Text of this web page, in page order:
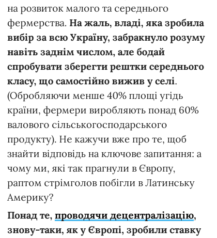
на розвиток малого та середнього
фермерства. На жаль, владі, яка зробила
вибір за всю Україну, забракнуло розуму
навіть заднім числом, але бодай
спробувати зберегти рештки середнього
класу, що самостійно вижив у селі.
(Обробляючи менше 40% площі угідь
країни, фермери виробляють понад 60%
валового сільськогосподарського
продукту). Не кажучи вже про те, щоб
знайти відповідь на ключове запитання: а
чому ми, які так прагнули в Європу,
раптом стрімголов побігли в Латинську
Америку?
Понад те, проводячи децентралізацію,
знову-таки, як у Європі, зробили ставку